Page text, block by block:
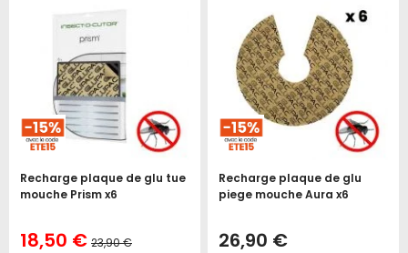
Recharge plaque de glu tue
mouche Prism x6
Prix
Spécial
18,50 € 23,90 €
Recharge plaque de glu
piege mouche Aura x6
26,90 €